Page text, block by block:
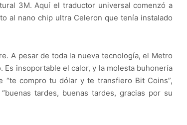
3M. Aquí el traductor universal comenzó a
al nano chip ultra Celeron que tenía instalado
A pesar de toda la nueva tecnología, el Metro
insoportable el calor, y la molesta buhonería
“te compro tu dólar y te transfiero Bit Coins”,
tardes, buenas tardes, gracias por su